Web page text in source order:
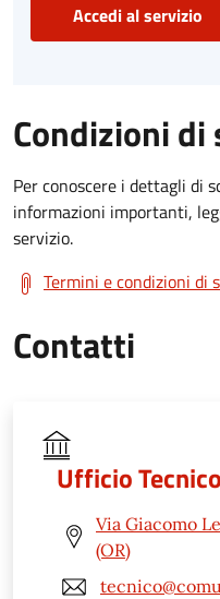
Accedi al servizio
Condizioni di
Per conoscere i dettagli di
informazioni importanti,
servizio.
Termini e condizioni di
Contatti
Ufficio Tecnico
Via Giacomo
(OR)